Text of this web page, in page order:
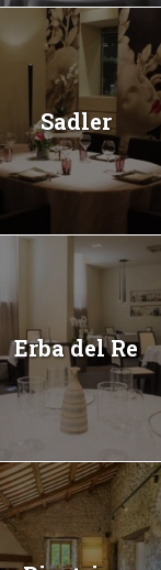
Sadler
Erba del Re